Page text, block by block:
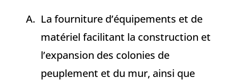
La fourniture d’équipements et de
matériel facilitant la construction et
l’expansion des colonies de
peuplement et du mur, ainsi que